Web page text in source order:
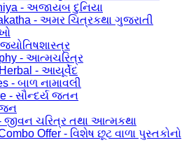
- અજાયબ દુનિયા
- અમર ચિત્રકથા ગુજરાતી
- આત્મચરિત્ર
- આયૂર્વેદ
- બાળ નામાવલી
- સૌન્દર્ય જતન
જીવન ચરિત્ર તથા આત્મકથા
Offer - વિશેષ છૂટ વાળા પુસ્તકોનો